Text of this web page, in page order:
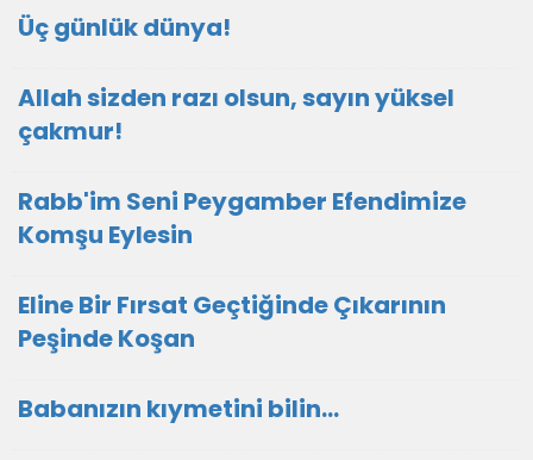
Üç günlük dünya!
Allah sizden razı olsun, sayın yüksel
çakmur!
Rabb'im Seni Peygamber Efendimize
Komşu Eylesin
Eline Bir Fırsat Geçtiğinde Çıkarının
Peşinde Koşan
Babanızın kıymetini bilin...